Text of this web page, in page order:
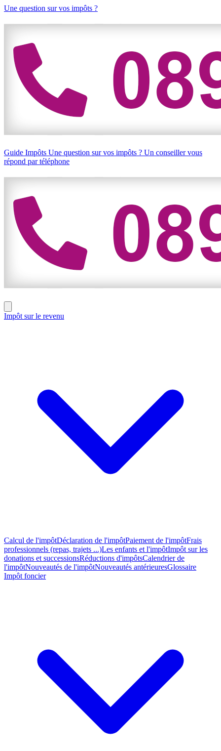
Une question sur vos impôts ?
Guide Impôts Une question sur vos impôts ? Un conseiller vous
répond par téléphone
Impôt sur le revenu
Calcul de l'impôtDéclaration de l'impôtPaiement de l'impôtFrais
professionnels (repas, trajets ...)Les enfants et l'impôtImpôt sur les
donations et successionsRéductions d'impôtsCalendrier de
l'impôtNouveautés de l'impôtNouveautés antérieuresGlossaire
Impôt foncier